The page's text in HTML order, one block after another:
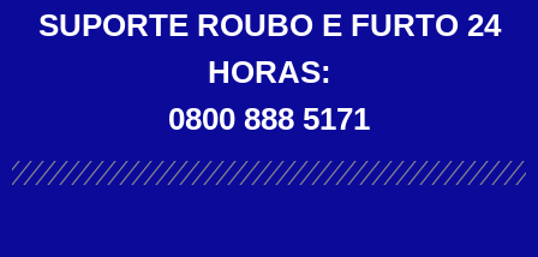
SUPORTE ROUBO E FURTO 24
HORAS:
0800 888 5171